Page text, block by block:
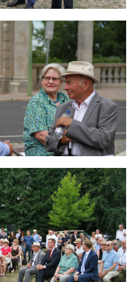
ABONNIEREN
PROGRAMME
DER CDU BRANDENBURG
CDU BRANDENBURG
PRESSE
SPENDEN
Mitglied werden